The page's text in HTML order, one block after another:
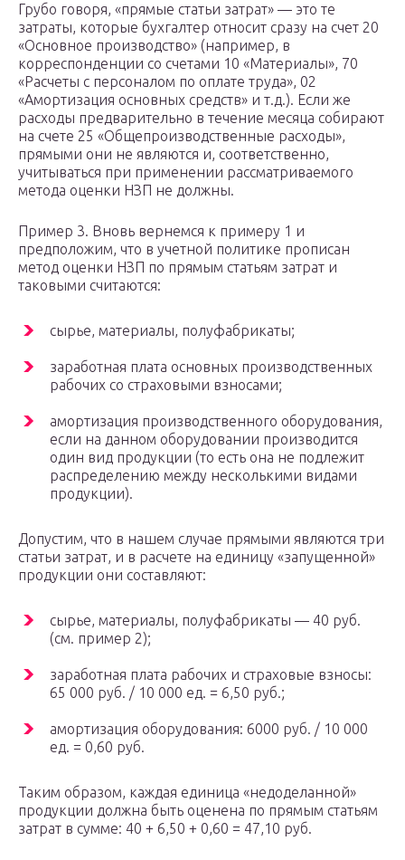
Грубо говоря, «прямые статьи затрат» — это те
затраты, которые бухгалтер относит сразу на счет 20
«Основное производство» (например, в
корреспонденции со счетами 10 «Материалы», 70
«Расчеты с персоналом по оплате труда», 02
«Амортизация основных средств» и т.д.). Если же
расходы предварительно в течение месяца собирают
на счете 25 «Общепроизводственные расходы»,
прямыми они не являются и, соответственно,
учитываться при применении рассматриваемого
метода оценки НЗП не должны.
Пример 3. Вновь вернемся к примеру 1 и
предположим, что в учетной политике прописан
метод оценки НЗП по прямым статьям затрат и
таковыми считаются:
сырье, материалы, полуфабрикаты;
заработная плата основных производственных
рабочих со страховыми взносами;
амортизация производственного оборудования,
если на данном оборудовании производится
один вид продукции (то есть она не подлежит
распределению между несколькими видами
продукции).
Допустим, что в нашем случае прямыми являются три
статьи затрат, и в расчете на единицу «запущенной»
продукции они составляют:
сырье, материалы, полуфабрикаты — 40 руб.
(см. пример 2);
заработная плата рабочих и страховые взносы:
65 000 руб. / 10 000 ед. = 6,50 руб.;
амортизация оборудования: 6000 руб. / 10 000
ед. = 0,60 руб.
Таким образом, каждая единица «недоделанной»
продукции должна быть оценена по прямым статьям
затрат в сумме: 40 + 6,50 + 0,60 = 47,10 руб.